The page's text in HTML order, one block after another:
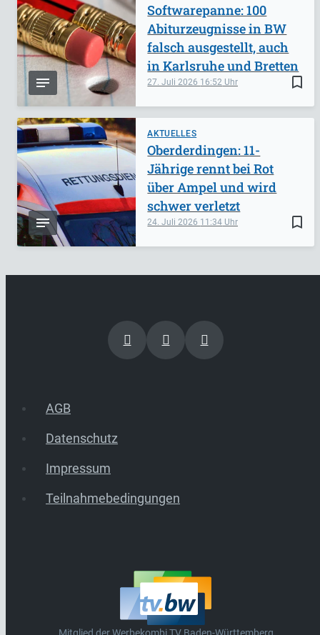
bookmark_border
27. Juli 2026 16:52
Softwarepanne: 100
Abiturzeugnisse in BW
falsch ausgestellt, auch
in Karlsruhe und Bretten
AKTUELLES
bookmark_border
24. Juli 2026 11:34
Oberderdingen: 11-
Jährige rennt bei Rot
über Ampel und wird
schwer verletzt
AGB
Datenschutz
Impressum
Teilnahmebedingungen